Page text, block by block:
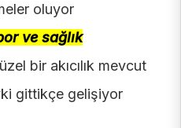
oluyor
ve sağlık
bir akıcılık mevcut
gittikçe gelişiyor